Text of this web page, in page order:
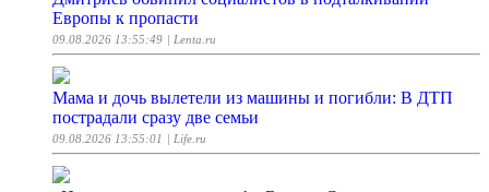
Европы к пропасти
09.08.2026 13:55:49 | Lenta.ru
Мама и дочь вылетели из машины и погибли: В ДТП
пострадали сразу две семьи
09.08.2026 13:55:01 | Life.ru